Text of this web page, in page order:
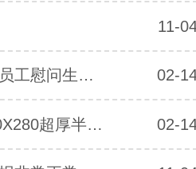
11-
党委书记朴秋子，组织员工慰问生活困难党员 02-
金诺封头制造HHA2200X280超厚半球封头顺利交付 02-